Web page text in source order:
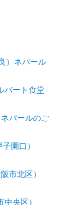
）ネパール
バート食堂
パールのご
園口）
市北区）
央区）